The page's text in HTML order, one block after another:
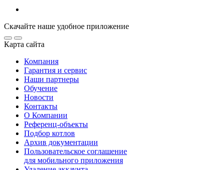
Скачайте наше удобное приложение
Карта сайта
Компания
Гарантия и сервис
Наши партнеры
Обучение
Новости
Контакты
О Компании
Референц-объекты
Подбор котлов
Архив документации
Пользовательское соглашение
для мобильного приложения